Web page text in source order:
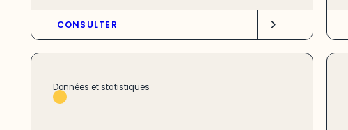
CONSULTER
Données et statistiques